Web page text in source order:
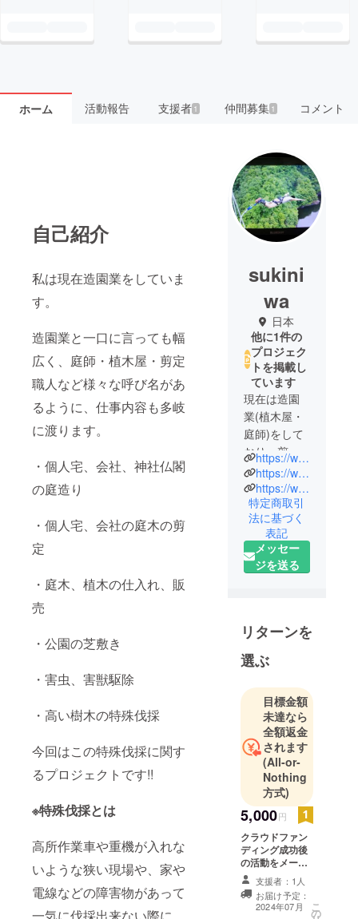
ホーム 活動報告 支援者 1 仲間募集 1 コメント
自己紹介
私は現在造園業をしていま
す。
造園業と一口に言っても幅
広く、庭師・植木屋・剪定
職人など様々な呼び名があ
るように、仕事内容も多岐
に渡ります。
・個人宅、会社、神社仏閣
の庭造り
・個人宅、会社の庭木の剪
定
・庭木、植木の仕入れ、販
売
・公園の芝敷き
・害虫、害獣駆除
・高い樹木の特殊伐採
今回はこの特殊伐採に関す
るプロジェクトです!!
※特殊伐採とは
高所作業車や重機が入れな
いような狭い現場や、家や
電線などの障害物があって
sukini
wa
日本
他に1件の
プロジェク
トを掲載し
ています
現在は造園
業(植木屋・
庭師)をして
おり、剪定
や植栽、庭
造り等の自
然に関わる
仕事をして
います。
https://www.tiktok.com/@6524865786n?_t=8kB4f88znI9&_r=1
https://www.instagram.com/sukiniwasan?igsh=MnE2ZjZuY3dmZXF4
https://www.youtube.com/@sukiniwasan3
特定商取引
法に基づく
表記
メッセー
ジを送る
リターンを
選ぶ
目標金額
未達なら
全額返金
されます
(All-or-
Nothing
方式)
5,000円
クラウドファン
ディング成功後
の活動をメール
(文章のみ)で報
告します。
支援者：1人
お届け予定：
2024年07月
こ
の